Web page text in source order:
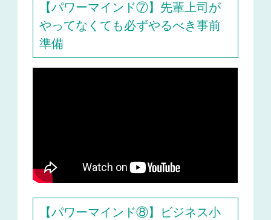
【パワーマインド⑦】先輩上司が
やってなくても必ずやるべき事前
準備
【パワーマインド⑧】ビジネス小